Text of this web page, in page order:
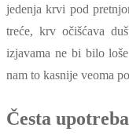
jedenja krvi pod
treće, krv očišćava
izjavama ne bi bilo
nam to kasnije veoma
Česta